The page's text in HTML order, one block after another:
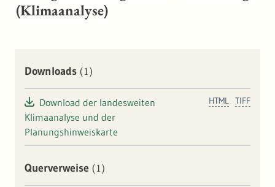
(Klimaanalyse)
Downloads (1)
TIFF
HTML
Download der landesweiten
Klimaanalyse und der
Planungshinweiskarte
Querverweise (1)